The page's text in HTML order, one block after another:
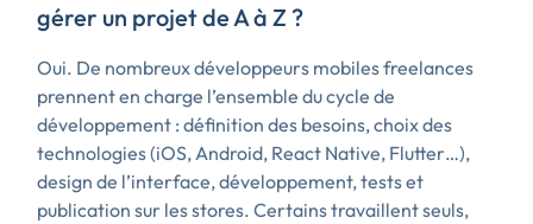
gérer un projet de A à Z ?
Oui. De nombreux développeurs mobiles freelances
prennent en charge l’ensemble du cycle de
développement : définition des besoins, choix des
technologies (iOS, Android, React Native, Flutter…),
design de l’interface, développement, tests et
publication sur les stores. Certains travaillent seuls,